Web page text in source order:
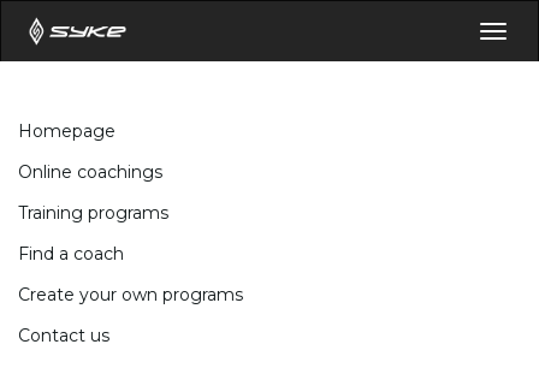
Homepage
Online coachings
Training programs
Find a coach
Create your own programs
Contact us